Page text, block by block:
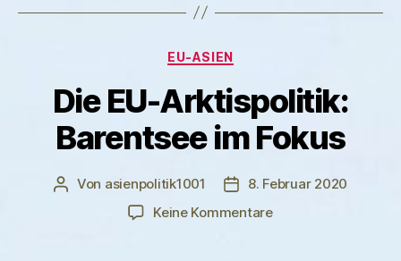
Kategorien
EU-ASIEN
Die EU-Arktispolitik:
Barentsee im Fokus
Beitragsautor
Von asienpolitik1001 Veröffentlichungsdatum
8. Februar 2020
Keine Kommentarezu